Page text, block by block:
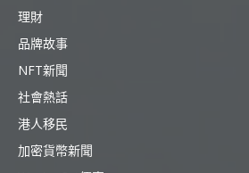
理財
品牌故事
NFT新聞
社會熱話
港人移民
加密貨幣新聞